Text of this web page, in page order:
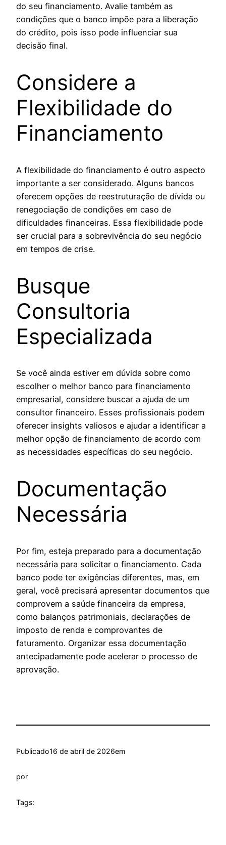
do seu financiamento. Avalie também as
condições que o banco impõe para a liberação
do crédito, pois isso pode influenciar sua
decisão final.
Considere a
Flexibilidade do
Financiamento
A flexibilidade do financiamento é outro aspecto
importante a ser considerado. Alguns bancos
oferecem opções de reestruturação de dívida ou
renegociação de condições em caso de
dificuldades financeiras. Essa flexibilidade pode
ser crucial para a sobrevivência do seu negócio
em tempos de crise.
Busque
Consultoria
Especializada
Se você ainda estiver em dúvida sobre como
escolher o melhor banco para financiamento
empresarial, considere buscar a ajuda de um
consultor financeiro. Esses profissionais podem
oferecer insights valiosos e ajudar a identificar a
melhor opção de financiamento de acordo com
as necessidades específicas do seu negócio.
Documentação
Necessária
Por fim, esteja preparado para a documentação
necessária para solicitar o financiamento. Cada
banco pode ter exigências diferentes, mas, em
geral, você precisará apresentar documentos que
comprovem a saúde financeira da empresa,
como balanços patrimoniais, declarações de
imposto de renda e comprovantes de
faturamento. Organizar essa documentação
antecipadamente pode acelerar o processo de
aprovação.
Publicado16 de abril de 2026em
por
Tags: